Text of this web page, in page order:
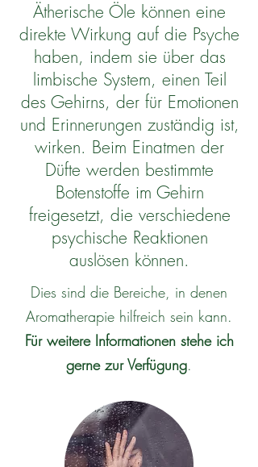
Ätherische Öle können eine
direkte Wirkung auf die Psyche
haben, indem sie über das
limbische System, einen Teil
des Gehirns, der für Emotionen
und Erinnerungen zuständig ist,
wirken. Beim Einatmen der
Düfte werden bestimmte
Botenstoffe im Gehirn
freigesetzt, die verschiedene
psychische Reaktionen
auslösen können.
Dies sind die Bereiche, in denen
Aromatherapie hilfreich sein kann.
Für weitere Informationen stehe ich
gerne zur Verfügung.